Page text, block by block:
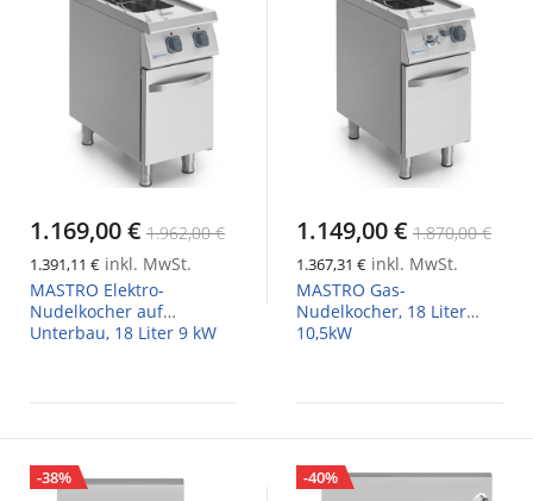
1.169,00 € 1.962,00 €
1.391,11 € inkl. MwSt.
MASTRO Elektro-
Nudelkocher auf
Unterbau, 18 Liter 9 kW
1.149,00 € 1.870,00 €
1.367,31 € inkl. MwSt.
MASTRO Gas-
Nudelkocher, 18 Liter
10,5kW
-38% -40%